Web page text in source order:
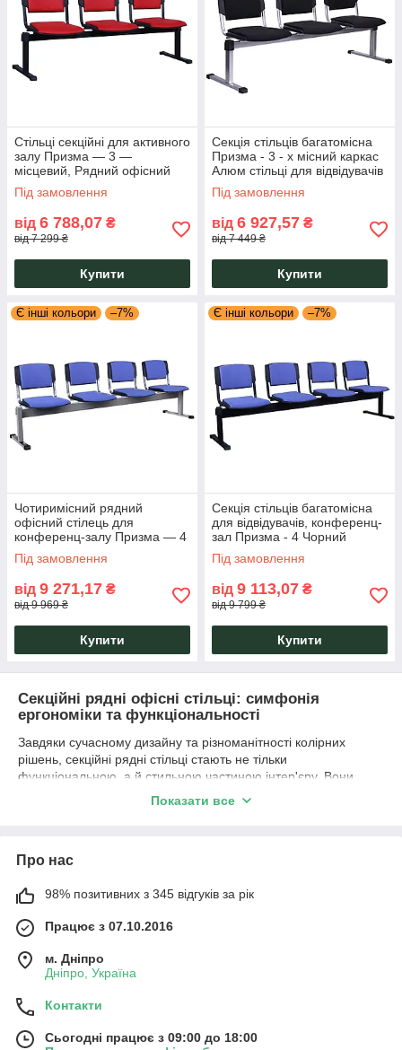
Стільці секційні для активного
залу Призма — 3 —
місцевий, Рядний офісний
стілець для конференц-залу
AMF
Під замовлення
від 6 788,07 ₴
від 7 299 ₴
Купити
Секція стільців багатомісна
Призма - 3 - х місний каркас
Алюм стільці для відвідувачів
та конферен залів AMF
Під замовлення
від 6 927,57 ₴
від 7 449 ₴
Купити
Є інші кольори –7%
Чотиримісний рядний
офісний стілець для
конференц-залу Призма — 4
місцеві, Секційні стільці ТМ
AMF
Під замовлення
від 9 271,17 ₴
від 9 969 ₴
Купити
Є інші кольори –7%
Секція стільців багатомісна
для відвідувачів, конференц-
зал Призма - 4 Чорний
Чотиримісний рядний стілець
AMF
Під замовлення
від 9 113,07 ₴
від 9 799 ₴
Купити
Секційні рядні офісні стільці: симфонія
ергономіки та функціональності
Завдяки сучасному дизайну та різноманітності колірних
рішень, секційні рядні стільці стають не тільки
функціональною, а й стильною частиною інтер'єру. Вони
можуть наголосити на корпоративному стилі компанії або
офісних просторів. Вони можуть бути компактно розташовані
в невеликих кімнатах для переговорів або організовані в довгі
ряди для великих конференц-залів. Гнучкість у розстановці
дозволяє оптимізувати використання площі та створити
комфортне робоче оточення.
меблями, дозволяючи створити гармонійний образ та
забезпечуючи всім учасникам заходу комфортні умови для
роботи та спілкування.
Секційні рядні офісні стільці
робочого простору, а справжні акценти, здатні перетворити
Показати все
Про нас
98% позитивних з 345 відгуків за рік
Працює з 07.10.2016
м. Дніпро
Дніпро, Україна
Контакти
Сьогодні працює з 09:00 до 18:00